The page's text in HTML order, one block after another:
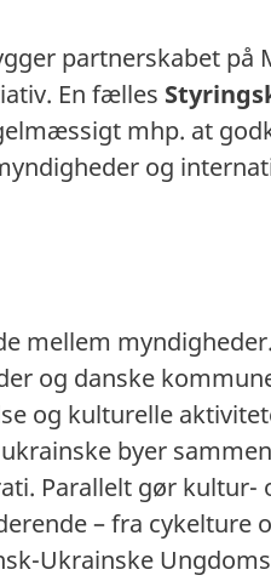
partnerskabet på
En fælles
mhp. at
og
mellem myndigheder.
og danske
og kulturelle
byer
Parallelt gør kultur-
– fra cykelture
Ukrainske